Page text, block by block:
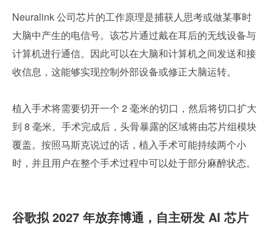
Neuralink 公司芯片的工作原理是捕获人思考或做某事时
大脑中产生的电信号。该芯片通过戴在耳后的无线设备与
计算机进行通信。因此可以在大脑和计算机之间发送和接
收信息，这能够实现控制外部设备或修正大脑运转。
植入手术将需要切开一个 2 毫米的切口，然后将切口扩大
到 8 毫米。手术完成后，头骨暴露的区域将由芯片组模块
覆盖。按照马斯克说过的话，植入手术可能持续两个小
时，并且用户在整个手术过程中可以处于部分麻醉状态。
谷歌拟 2027 年放弃博通，自主研发 AI 芯片